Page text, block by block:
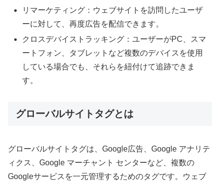
リマーケティング：ウェブサイトを訪問したユーザ
ーに対して、再度広告を配信できます。
クロスデバイストラッキング：ユーザーがPC、スマ
ートフォン、タブレットなど複数のデバイスを使用
している場合でも、それらを紐付けて追跡できま
す。
グローバルサイトタグとは
グローバルサイトタグは、Google広告、Google アナリテ
ィクス、Google マーチャント センターなど、複数の
Googleサービスを一元管理するためのタグです。ウェブ